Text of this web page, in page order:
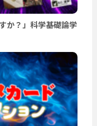
か？」科学基礎論学